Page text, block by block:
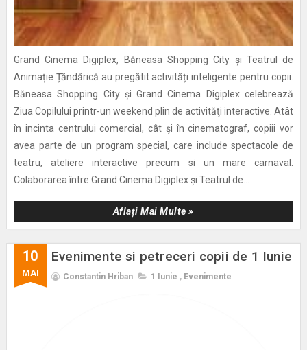
Grand Cinema Digiplex, Băneasa Shopping City și Teatrul de
Animație Țăndărică au pregătit activități inteligente pentru copii.
Băneasa Shopping City și Grand Cinema Digiplex celebrează
Ziua Copilului printr-un weekend plin de activităţi interactive. Atât
în incinta centrului comercial, cât şi în cinematograf, copiii vor
avea parte de un program special, care include spectacole de
teatru, ateliere interactive precum si un mare carnaval.
Colaborarea între Grand Cinema Digiplex și Teatrul de...
Aflați Mai Multe »
10
MAI
Evenimente si petreceri copii de 1 Iunie
Constantin Hriban 1 Iunie , Evenimente